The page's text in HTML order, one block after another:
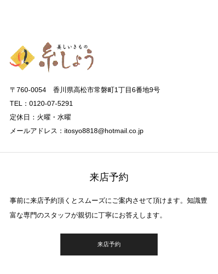
〒760-0054 香川県高松市常磐町1丁目6番地9号
TEL：0120-07-5291
定休日：火曜・水曜
メールアドレス：itosyo8818@hotmail.co.jp
来店予約
事前に来店予約頂くとスムーズにご案内させて頂けます。知識豊
富な専門のスタッフが親切に丁寧にお答えします。
来店予約